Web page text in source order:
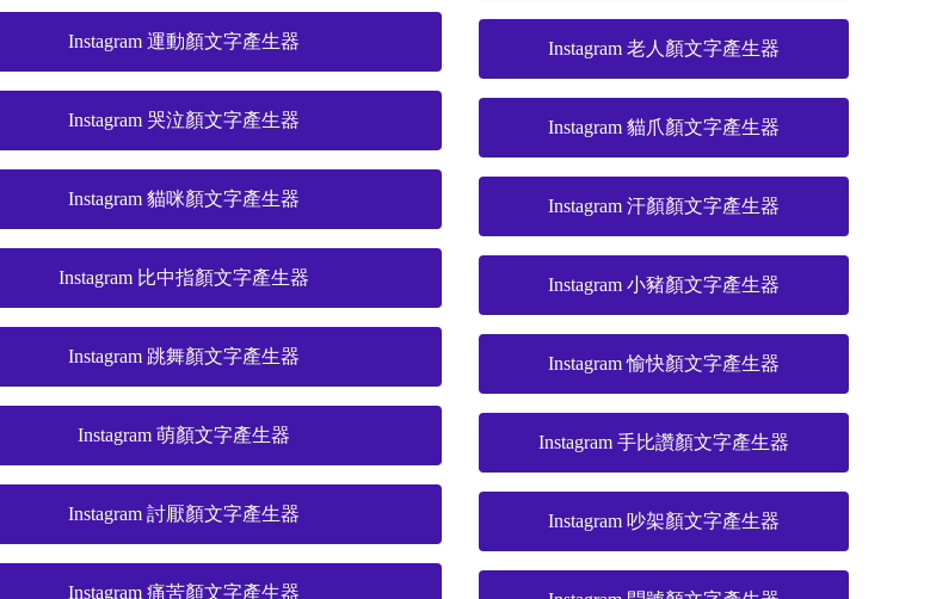
Instagram 運動顏文字產生器
Instagram 哭泣顏文字產生器
Instagram 貓咪顏文字產生器
Instagram 比中指顏文字產生器
Instagram 跳舞顏文字產生器
Instagram 萌顏文字產生器
Instagram 討厭顏文字產生器
Instagram 痛苦顏文字產生器
Instagram 老人顏文字產生器
Instagram 貓爪顏文字產生器
Instagram 汗顏顏文字產生器
Instagram 小豬顏文字產生器
Instagram 愉快顏文字產生器
Instagram 手比讚顏文字產生器
Instagram 吵架顏文字產生器